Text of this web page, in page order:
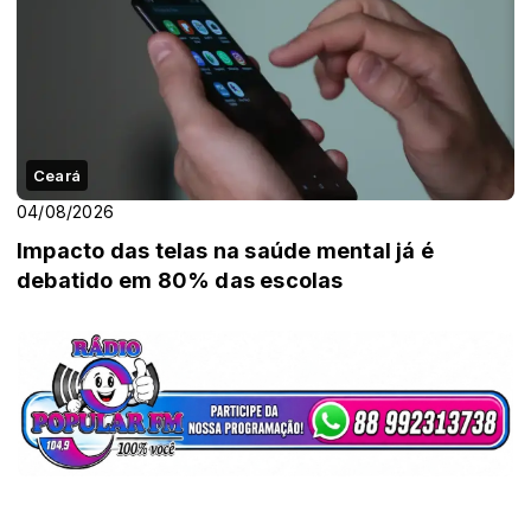
Ceará
04/08/2026
Impacto das telas na saúde mental já é
debatido em 80% das escolas